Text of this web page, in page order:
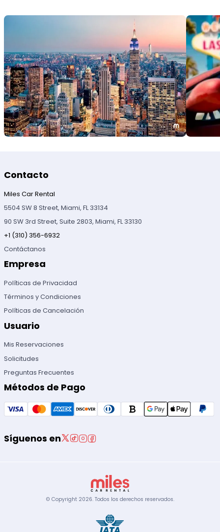
Contacto
Miles Car Rental
5504 SW 8 Street, Miami, FL 33134
90 SW 3rd Street, Suite 2803, Miami, FL 33130
+1 (310) 356-6932
Contáctanos
Empresa
Políticas de Privacidad
Términos y Condiciones
Políticas de Cancelación
Usuario
Mis Reservaciones
Solicitudes
Preguntas Frecuentes
Métodos de Pago
Síguenos en
© Copyright 2026. Todos los derechos reservados.